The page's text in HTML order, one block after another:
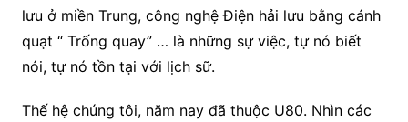
lưu ở miền Trung, công nghệ Điện hải lưu bằng cánh
quạt “ Trống quay” … là những sự việc, tự nó biết
nói, tự nó tồn tại với lịch sữ.
Thế hệ chúng tôi, năm nay đã thuộc U80. Nhìn các